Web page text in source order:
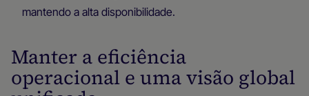
mantendo a alta disponibilidade.
Manter a eficiência
operacional e uma visão global